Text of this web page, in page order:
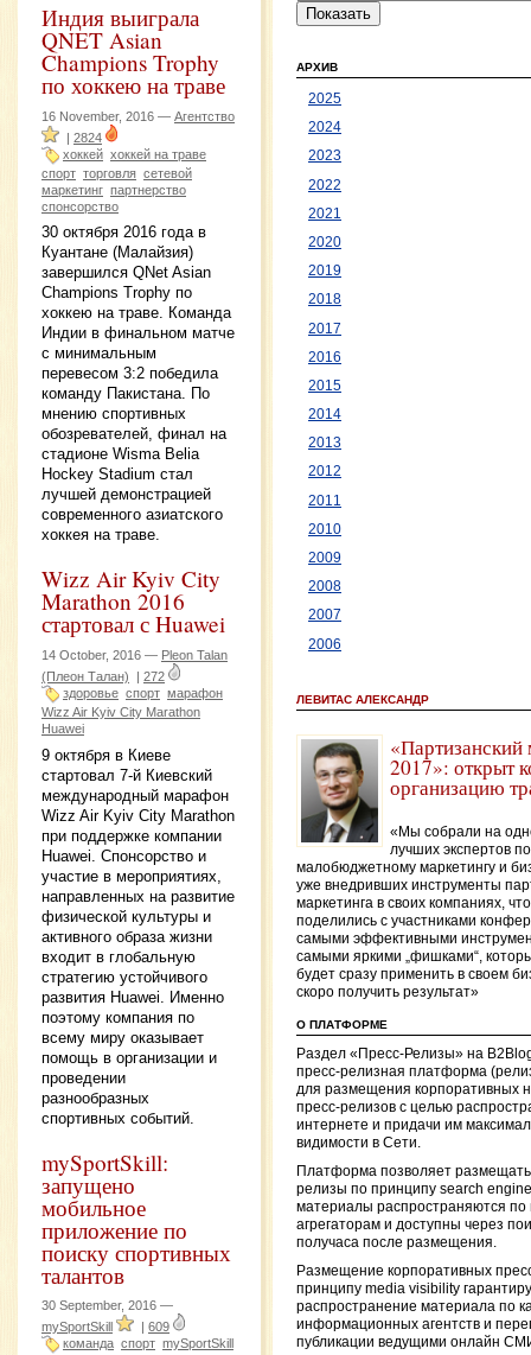
Индия выиграла
QNET Asian
Champions Trophy
по хоккею на траве
16 November, 2016 — Агентство
| 2824
хоккей хоккей на траве
спорт торговля сетевой
маркетинг партнерство
спонсорство
30 октября 2016 года в
Куантане (Малайзия)
завершился QNet Asian
Champions Trophy по
хоккею на траве. Команда
Индии в финальном матче
с минимальным
перевесом 3:2 победила
команду Пакистана. По
мнению спортивных
обозревателей, финал на
стадионе Wisma Belia
Hockey Stadium стал
лучшей демонстрацией
современного азиатского
хоккея на траве.
Wizz Air Kyiv City
Marathon 2016
стартовал с Huawei
14 October, 2016 — Pleon Talan
(Плеон Талан) | 272
здоровье спорт марафон
Wizz Air Kyiv City Marathon
Huawei
9 октября в Киеве
стартовал 7-й Киевский
международный марафон
Wizz Air Kyiv City Marathon
при поддержке компании
Huawei. Спонсорство и
участие в мероприятиях,
направленных на развитие
физической культуры и
активного образа жизни
входит в глобальную
стратегию устойчивого
развития Huawei. Именно
поэтому компания по
всему миру оказывает
помощь в организации и
проведении
разнообразных
спортивных событий.
mySportSkill:
запущено
мобильное
приложение по
поиску спортивных
талантов
30 September, 2016 —
mySportSkill
609
команда спорт mySportSkill
АРХИВ
2025
2024
2023
2022
2021
2020
2019
2018
2017
2016
2015
2014
2013
2012
2011
2010
2009
2008
2007
2006
ЛЕВИТАС АЛЕКСАНДР
«Партизанский
2017»: открыт
организацию
«Мы собрали на
лучших экспертов по
малобюджетному маркетингу и
уже внедривших инструменты
маркетинга в своих компаниях,
поделились с участниками
самыми эффективными
самыми яркими „фишками“,
будет сразу применить в своем
скоро получить результат»
О ПЛАТФОРМЕ
Раздел «Пресс-Релизы» на
пресс-релизная платформа
для размещения корпоративных
пресс-релизов с целью
интернете и придачи им
видимости в Сети.
Платформа позволяет
релизы по принципу search engine
материалы распространяются по
агрегаторам и доступны через
получаса после размещения.
Размещение корпоративных
принципу media visibility
распространение материала по
информационных агентств и
публикации ведущими онлайн